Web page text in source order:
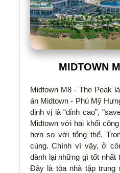
MIDTOWN
Midtown M8 - The Peak
án Midtown - Phú Mỹ
định vị là “đỉnh cao”,
Midtown với hai khối
hơn so với tổng thể.
cùng. Chính vì vậy, ở
dành lại những gì tốt
Đây là tòa nhà tập trung